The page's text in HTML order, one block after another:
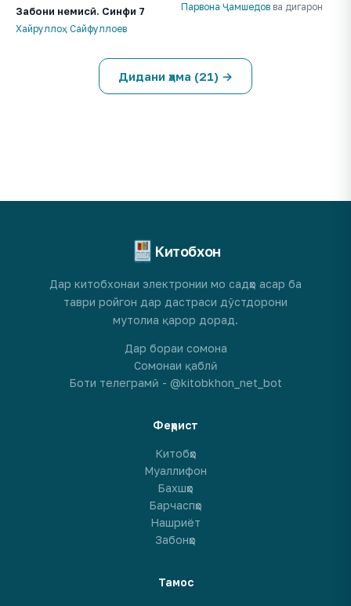
Забони немисӣ. Синфи 7
Хайруллоҳ Сайфуллоев
Парвона Ҷамшедов ва дигарон
Дидани ҳама (21) →
Китобхон
Дар китобхонаи электронии мо садҳо асар ба
таври ройгон дар дастраси дӯстдорони
мутолиа қарор дорад.
Дар бораи сомона
Сомонаи қаблӣ
Боти телеграмӣ - @kitobkhon_net_bot
Феҳрист
Китобҳо
Муаллифон
Бахшҳо
Барчаспҳо
Нашриёт
Забонҳо
Тамос